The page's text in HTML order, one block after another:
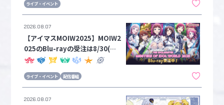
で！！カードフォリオ IWSF202
6 プレミアムパックも数量限定で
販売中！
ライブ・イベント
【アイマスMOIW2025】MOIW2
025のBlu-rayの受注は8/30(日)
まで！描きマスMOIW2025やオ
ライブ・イベント 配信番組
2026.08.07
2026.08.07